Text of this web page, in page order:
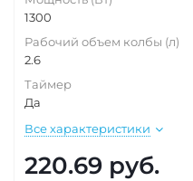
1300
Рабочий объем колбы (л)
2.6
Таймер
Да
Все характеристики
220.69 руб.